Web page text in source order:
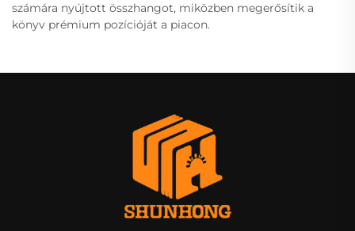
számára nyújtott összhangot, miközben megerősítik a
könyv prémium pozícióját a piacon.